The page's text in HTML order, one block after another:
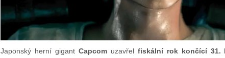
Japonský herní gigant Capcomuzavřel fiskální rok končící 31.